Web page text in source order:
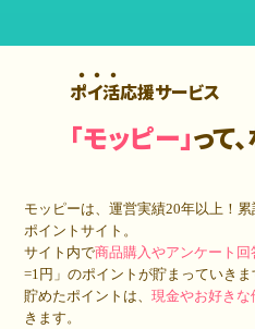
ポイ活応援サービス
「モッピー」って
モッピーは、運営実績20年以上！累
ポイントサイト。
サイト内で商品購入やアンケート回
=1円」のポイントが貯まっていきま
貯めたポイントは、現金やお好き
きます。